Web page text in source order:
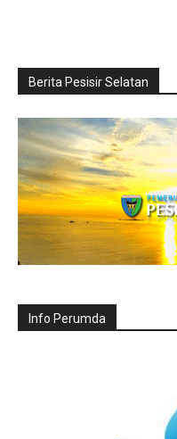
Berita Pesisir Selatan
Info Perumda